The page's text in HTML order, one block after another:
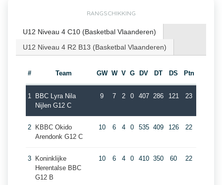
RANGSCHIKKING
U12 Niveau 4 C10 (Basketbal Vlaanderen)
U12 Niveau 4 R2 B13 (Basketbal Vlaanderen)
# Team GW W V G DV DT DS Ptn
1
BBC Lyra Nila
Nijlen G12 C
9 7 2 0 407 286 121 23
2
KBBC Okido
Arendonk G12 C
10 6 4 0 535 409 126 22
3
Koninklijke
Herentalse BBC
G12 B
10 6 4 0 410 350 60 22